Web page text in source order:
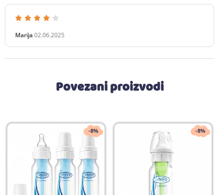
Marija 02.06.2025
Povezani proizvodi
-8% -8%